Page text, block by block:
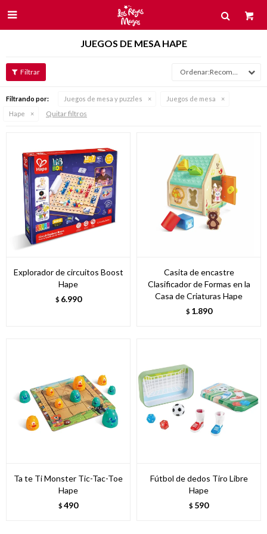

JUEGOS DE MESA HAPE
Recomendados
Filtrando por: Juegos de mesa y puzzles
Juegos de mesa
Hape
Quitar filtros
Explorador de circuitos Boost
Hape
$ 6.990
Casita de encastre
Clasificador de Formas en la
Casa de Criaturas Hape
$ 1.890
Ta te Ti Monster Tic-Tac-Toe
Hape
$ 490
Fútbol de dedos Tiro Libre
Hape
$ 590